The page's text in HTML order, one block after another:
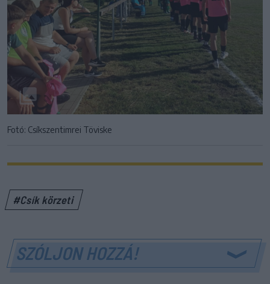
Fotó: Csíkszentimrei Töviske
#Csík körzeti
SZÓLJON HOZZÁ!